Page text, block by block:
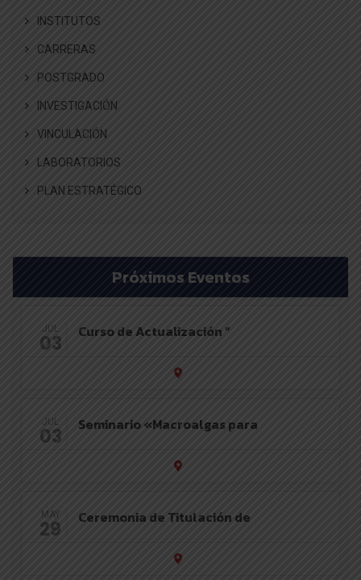
INSTITUTOS
CARRERAS
POSTGRADO
INVESTIGACIÓN
VINCULACIÓN
LABORATORIOS
PLAN ESTRATÉGICO
Próximos Eventos
JUL
03 Curso de Actualización “
JUL
03 Seminario «Macroalgas para
MAY
29 Ceremonia de Titulación de